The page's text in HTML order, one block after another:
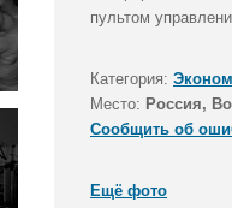
пультом
Категория:
Место: Россия,
Сообщить об
Ещё фото